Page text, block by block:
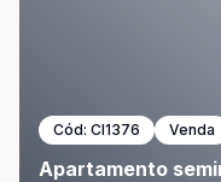
Cód: CI1376 Venda
Apartamento